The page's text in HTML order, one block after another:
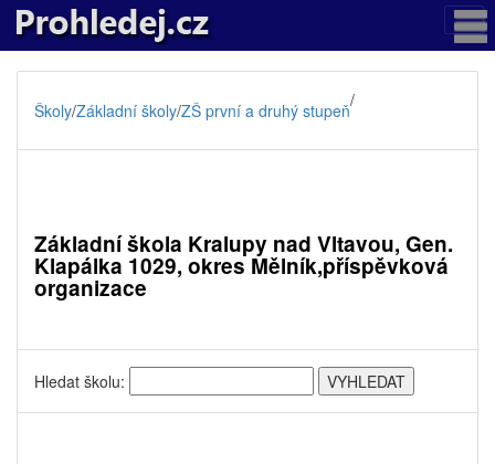
Školy/Základní školy/ZŠ první a druhý stupeň/
Základní škola Kralupy nad Vltavou, Gen.
Klapálka 1029, okres Mělník,příspěvková
organizace
Hledat školu: